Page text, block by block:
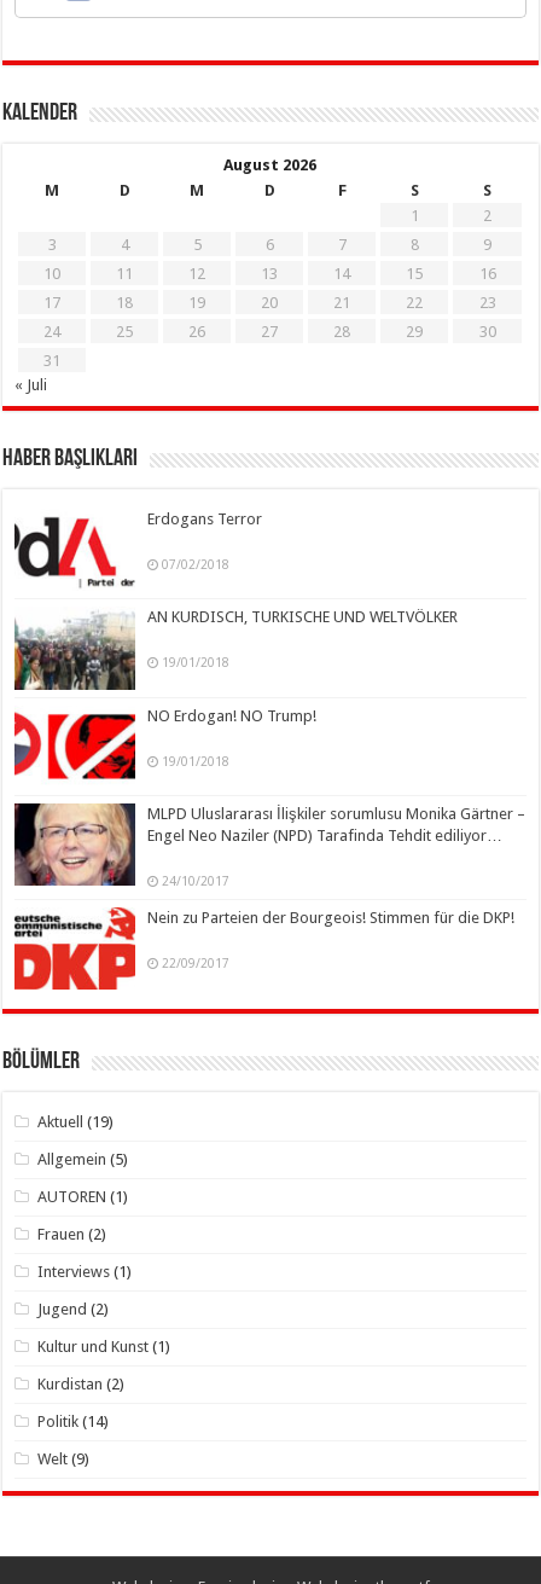
KALENDER
August 2026
M
D M D F S
S
1
2
3
4 5 6 7 8
9
10
11 12 13 14 15
16
17
18 19 20 21 22
23
24
25 26 27 28 29
30
31
« Juli
Haber Başlıkları
Erdogans Terror
07/02/2018
AN KURDISCH, TURKISCHE UND WELTVÖLKER
19/01/2018
NO Erdogan! NO Trump!
19/01/2018
MLPD Uluslararası İlişkiler sorumlusu Monika Gärtner –
Engel Neo Naziler (NPD) Tarafinda Tehdit ediliyor…
24/10/2017
Nein zu Parteien der Bourgeois! Stimmen für die DKP!
22/09/2017
Bölümler
Aktuell (19)
Allgemein (5)
AUTOREN (1)
Frauen (2)
Interviews (1)
Jugend (2)
Kultur und Kunst (1)
Kurdistan (2)
Politik (14)
Welt (9)